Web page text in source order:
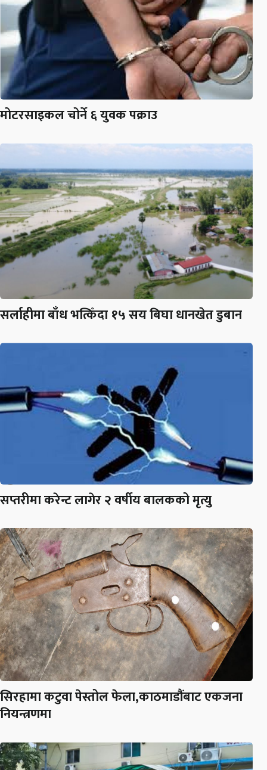
मोटरसाइकल चोर्ने ६ युवक पक्राउ
सर्लाहीमा बाँध भत्किँदा १५ सय बिघा धानखेत डुबान
सप्तरीमा करेन्ट लागेर २ वर्षीय बालकको मृत्यु
सिरहामा कटुवा पेस्तोल फेला,काठमाडौंबाट एकजना
नियन्त्रणमा